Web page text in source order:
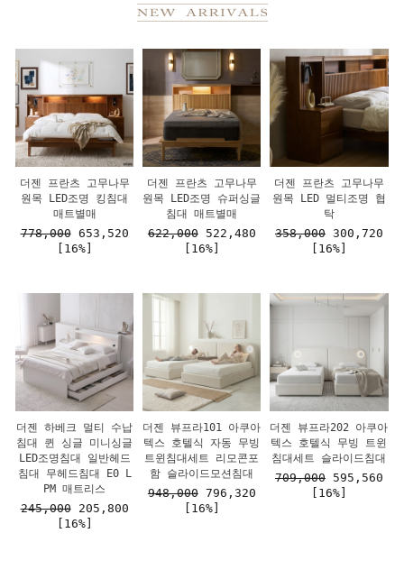
더젠 프란츠 고무나무
원목 LED조명 킹침대
매트별매
778,000653,520
[16%]
더젠 프란츠 고무나무
원목 LED조명 슈퍼싱글
침대 매트별매
622,000522,480
[16%]
더젠 프란츠 고무나무
원목 LED 멀티조명 협
탁
358,000300,720
[16%]
더젠 하베크 멀티 수납
침대 퀸 싱글 미니싱글
LED조명침대 일반헤드
침대 무헤드침대 E0 L
PM 매트리스
245,000205,800
[16%]
더젠 뷰프라101 아쿠아
텍스 호텔식 자동 무빙
트윈침대세트 리모콘포
함 슬라이드모션침대
948,000796,320
[16%]
더젠 뷰프라202 아쿠아
텍스 호텔식 무빙 트윈
침대세트 슬라이드침대
709,000595,560
[16%]